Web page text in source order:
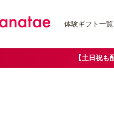
体験ギフト一覧
【土日祝